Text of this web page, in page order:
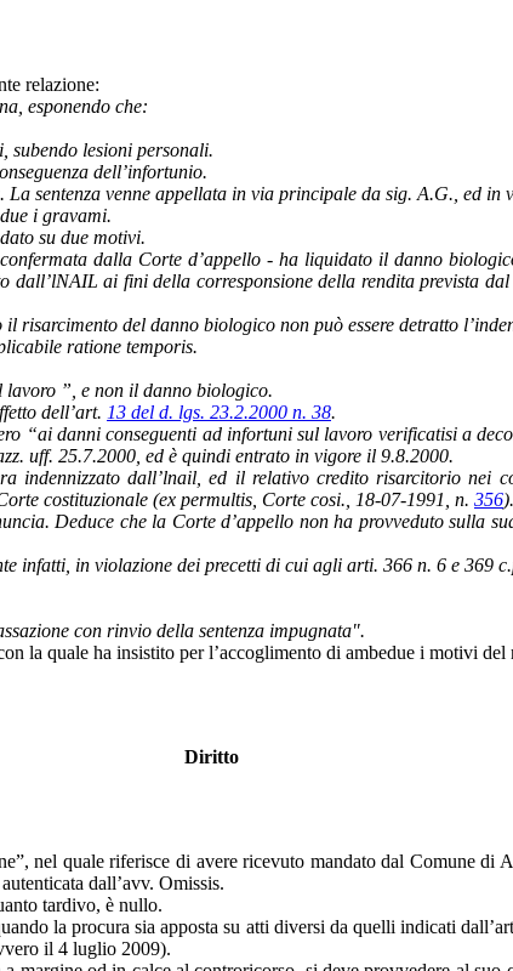
relazione:
esponendo che:
subendo lesioni personali.
dell’infortunio.
sentenza venne appellata in via principale da sig. A.G., ed in
i gravami.
su due motivi.
dalla Corte d’appello - ha liquidato il danno
ai fini della corresponsione della rendita prevista dal
risarcimento del danno biologico non può essere detratto
ratione temporis.
lavoro ”, e non il danno biologico.
dell’art. 13 del d. lgs. 23.2.2000 n. 38.
“ai danni conseguenti ad infortuni sul lavoro verificatisi a
uff. 25.7.2000, ed è quindi entrato in vigore il 9.8.2000.
indennizzato dall’lnail, ed il relativo credito risarcitorio nei
costituzionale (ex permultis, Corte cosi., 18-07-1991, n. 356).
Deduce che la Corte d’appello non ha provveduto sulla
infatti, in violazione dei precetti di cui agli arti. 366 n. 6 e 369
con rinvio della sentenza impugnata".
la quale ha insistito per l’accoglimento di ambedue i motivi del
Diritto
nel quale riferisce di avere ricevuto mandato dal Comune di
dall’avv. Omissis.
tardivo, è nullo.
la procura sia apposta su atti diversi da quelli indicati
il 4 luglio 2009).